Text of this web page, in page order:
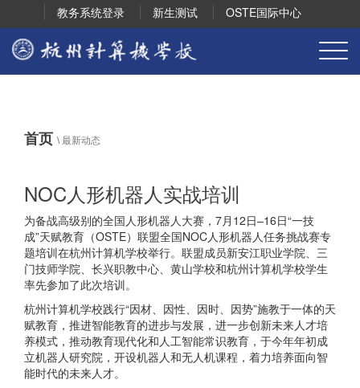
教务系统登录 新生测试 OSTE国际中心
首页 \最新动态
NOC人形机器人实战培训
为备战高级别的全国人形机器人大赛，7月12日–16日“一技
成”天赋教育（OSTE）联盟全国NOC人形机器人任务挑战赛专
题培训在杭州计算机学校举行。联盟成员新安江职业学院、三
门技师学院、长兴职教中心、黄山学校和杭州计算机学校学生
率先参加了此次培训。
杭州计算机学校践行“因材、因性、因时、因势”施教于一体的天
赋教育，推进智能教育的进步与发展，进一步创新未来人才培
养模式，推动教育现代化和人工智能常识教育，于今年年初成
立机器人研究院，开设机器人和无人机课程，着力培养面向智
能时代的未来人才。